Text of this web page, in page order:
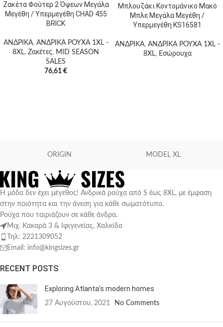
Ζακέτα Φούτερ 2 Όψεων Μεγάλα
Μεγέθη / Υπερμεγέθη CHAD 455
BRICK
ΑΝΔΡΙΚΑ, ΑΝΔΡΙΚΑ ΡΟΥΧΑ 1XL -
8XL, Ζακέτες, MID SEASON
SALES
76,61 €
Μπλουζάκι Κοντομάνικο Μακό
Μπλε Μεγάλα Μεγέθη /
Υπερμεγέθη KS16581
ΑΝΔΡΙΚΑ, ΑΝΔΡΙΚΑ ΡΟΥΧΑ 1XL -
8XL, Εσώρουχα
ORIGIN MODEL XL
Η μόδα δεν έχει μέγεθος! Ανδρικά ρούχα από S έως 8XL, με έμφαση
στην ποιότητα και την άνεση για κάθε σωματότυπο.
Ρούχα που ταιριάζουν σε κάθε άνδρα.
Μιχ. Κακαρά 3 & Ιφιγενείας, Χαλκίδα
Τηλ: 2221309052
Email: info@kingsizes.gr
RECENT POSTS
Exploring Atlanta’s modern homes
27 Αυγούστου, 2021 No Comments